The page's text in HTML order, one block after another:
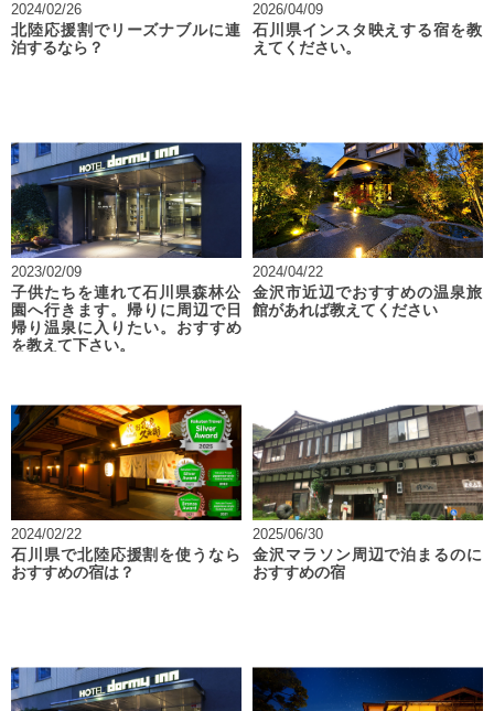
2024/02/26
北陸応援割でリーズナブルに連
泊するなら？
2026/04/09
石川県インスタ映えする宿を教
えてください。
2023/02/09
子供たちを連れて石川県森林公
園へ行きます。帰りに周辺で日
帰り温泉に入りたい。おすすめ
を教えて下さい。
2024/04/22
金沢市近辺でおすすめの温泉旅
館があれば教えてください
2024/02/22
石川県で北陸応援割を使うなら
おすすめの宿は？
2025/06/30
金沢マラソン周辺で泊まるのに
おすすめの宿